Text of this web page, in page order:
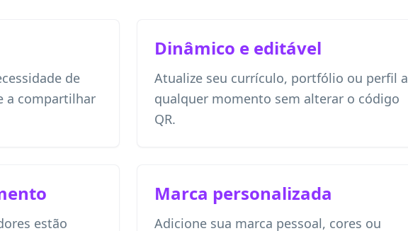
de
a compartilhar
Dinâmico e editável
Atualize seu currículo, portfólio ou perfil a
qualquer momento sem alterar o código
QR.
estão
Marca personalizada
Adicione sua marca pessoal, cores ou